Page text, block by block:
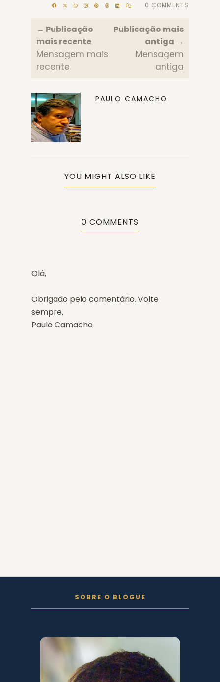
0 COMMENTS
← Publicação
mais recente
Mensagem mais
recente
Publicação mais
antiga →
Mensagem
antiga
PAULO CAMACHO
YOU MIGHT ALSO LIKE
0 COMMENTS
Olá,
Obrigado pelo comentário. Volte
sempre.
Paulo Camacho
FOLLOW ON INSTAGRAM SOBRE O BLOGUE